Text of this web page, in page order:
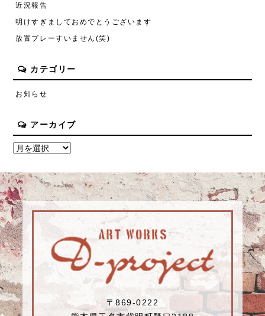
近況報告
明けすぎましておめでとうございます
放置プレーすいません(笑)
カテゴリー
お知らせ
アーカイブ
〒869-0222